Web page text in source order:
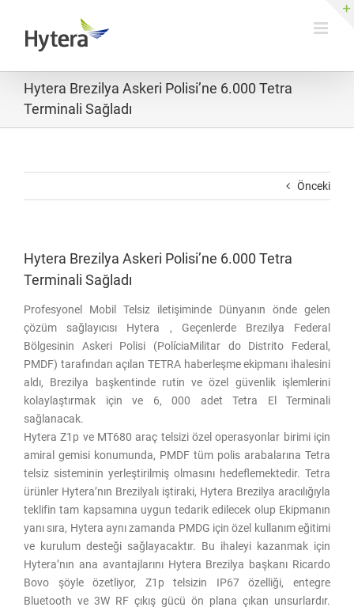
content
Hytera Brezilya Askeri Polisi’ne 6.000 Tetra
Terminali Sağladı
Önceki
Hytera Brezilya Askeri Polisi’ne 6.000 Tetra
Terminali Sağladı
Profesyonel Mobil Telsiz iletişiminde Dünyanın önde gelen
çözüm sağlayıcısı Hytera , Geçenlerde Brezilya Federal
Bölgesinin Askeri Polisi (PolíciaMilitar do Distrito Federal,
PMDF) tarafından açılan TETRA haberleşme ekipmanı ihalesini
aldı, Brezilya başkentinde rutin ve özel güvenlik işlemlerini
kolaylaştırmak için ve 6, 000 adet Tetra El Terminali
sağlanacak.
Hytera Z1p ve MT680 araç telsizi özel operasyonlar birimi için
amiral gemisi konumunda, PMDF tüm polis arabalarına Tetra
telsiz sisteminin yerleştirilmiş olmasını hedeflemektedir. Tetra
ürünler Hytera’nın Brezilyalı iştiraki, Hytera Brezilya aracılığıyla
teklifin tam kapsamına uygun tedarik edilecek olup Ekipmanın
yanı sıra, Hytera aynı zamanda PMDG için özel kullanım eğitimi
ve kurulum desteği sağlayacaktır. Bu ihaleyi kazanmak için
Hytera’nın ana avantajlarını Hytera Brezilya başkanı Ricardo
Bovo şöyle özetliyor, Z1p telsizin IP67 özelliği, entegre
Bluetooth ve 3W RF çıkış gücü ön plana çıkan unsurlardır.